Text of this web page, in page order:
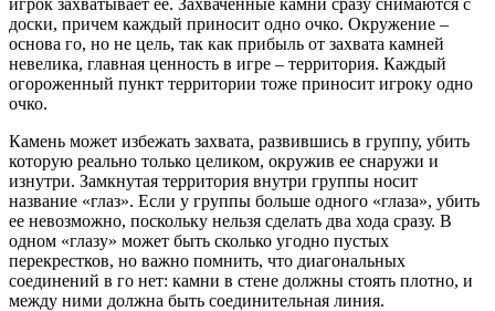
доски, причем каждый приносит одно очко. Окружение –
основа го, но не цель, так как прибыль от захвата камней
невелика, главная ценность в игре – территория. Каждый
огороженный пункт территории тоже приносит игроку одно
очко.
Камень может избежать захвата, развившись в группу, убить
которую реально только целиком, окружив ее снаружи и
изнутри. Замкнутая территория внутри группы носит
название «глаз». Если у группы больше одного «глаза», убить
ее невозможно, поскольку нельзя сделать два хода сразу. В
одном «глазу» может быть сколько угодно пустых
перекрестков, но важно помнить, что диагональных
соединений в го нет: камни в стене должны стоять плотно, и
между ними должна быть соединительная линия.